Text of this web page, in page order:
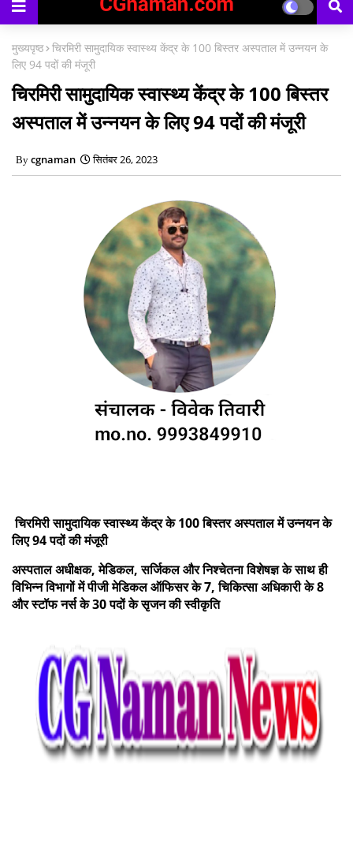
मुख्यपृष्ठ चिरमिरी सामुदायिक स्वास्थ्य केंद्र के 100 बिस्तर अस्पताल में उन्नयन के
लिए 94 पदों की मंजूरी
चिरमिरी सामुदायिक स्वास्थ्य केंद्र के 100 बिस्तर
अस्पताल में उन्नयन के लिए 94 पदों की मंजूरी
cgnaman सितंबर 26, 2023
चिरमिरी सामुदायिक स्वास्थ्य केंद्र के 100 बिस्तर अस्पताल में उन्नयन के
लिए 94 पदों की मंजूरी
अस्पताल अधीक्षक, मेडिकल, सर्जिकल और निश्चेतना विशेषज्ञ के साथ ही
विभिन्न विभागों में पीजी मेडिकल ऑफिसर के 7, चिकित्सा अधिकारी के 8
और स्टॉफ नर्स के 30 पदों के सृजन की स्वीकृति